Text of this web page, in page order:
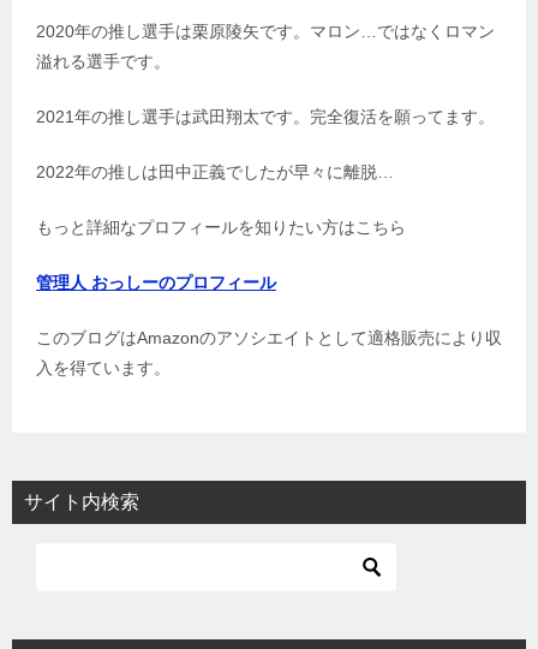
2020年の推し選手は栗原陵矢です。マロン…ではなくロマン
溢れる選手です。
2021年の推し選手は武田翔太です。完全復活を願ってます。
2022年の推しは田中正義でしたが早々に離脱…
もっと詳細なプロフィールを知りたい方はこちら
管理人 おっしーのプロフィール
このブログはAmazonのアソシエイトとして適格販売により収
入を得ています。
サイト内検索